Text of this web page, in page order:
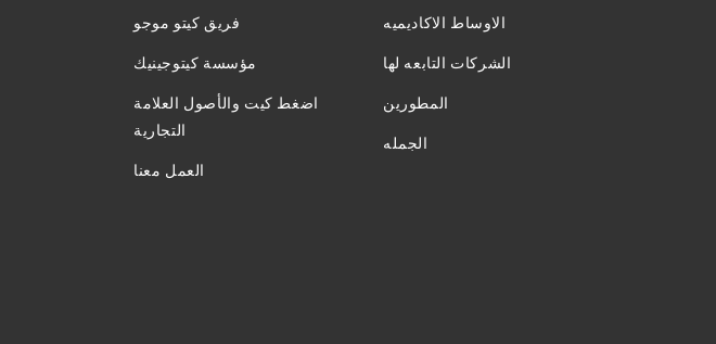
فريق كيتو موجو
مؤسسة كيتوجينيك
اضغط كيت والأصول العلامة
التجارية
العمل معنا
الاوساط الاكاديميه
الشركات التابعه لها
المطورين
الجمله